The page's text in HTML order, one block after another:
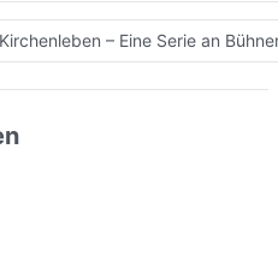
– Eine Serie an